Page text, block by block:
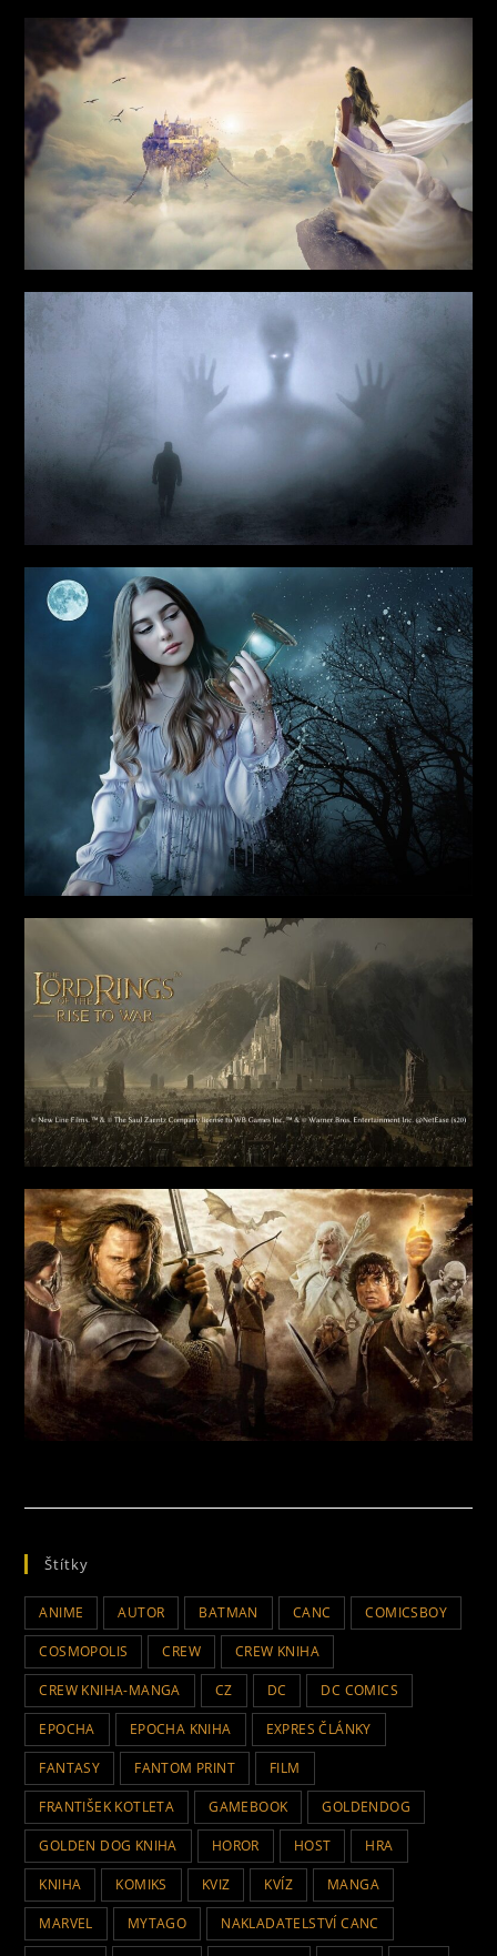
Štítky
ANIME AUTOR BATMAN CANC COMICSBOY
COSMOPOLIS CREW CREW KNIHA
CREW KNIHA-MANGA CZ DC DC COMICS
EPOCHA EPOCHA KNIHA EXPRES ČLÁNKY
FANTASY FANTOM PRINT FILM
FRANTIŠEK KOTLETA GAMEBOOK GOLDENDOG
GOLDEN DOG KNIHA HOROR HOST HRA
KNIHA KOMIKS KVIZ KVÍZ MANGA
MARVEL MYTAGO NAKLADATELSTVÍ CANC